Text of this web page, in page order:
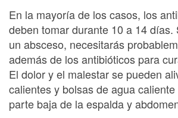
En la mayoría de los casos, los
deben tomar durante 10 a 14 días.
un absceso, necesitarás
además de los antibióticos para
El dolor y el malestar se pueden
calientes y bolsas de agua
parte baja de la espalda y